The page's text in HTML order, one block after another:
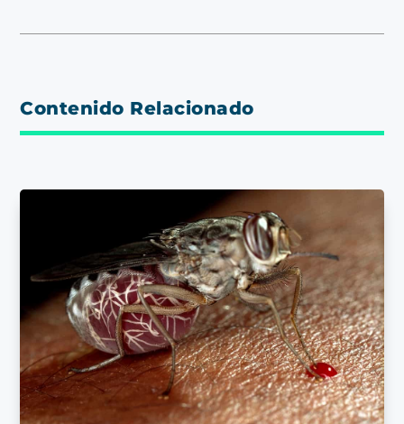
Contenido Relacionado